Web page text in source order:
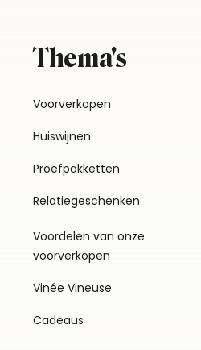
Thema's
Voorverkopen
Huiswijnen
Proefpakketten
Relatiegeschenken
Voordelen van onze
voorverkopen
Vinée Vineuse
Cadeaus